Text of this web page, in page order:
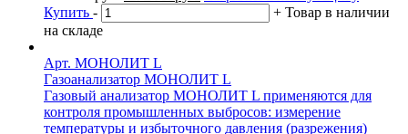
составляла
724 руб..
145
Купить - + Товар в наличии
на складе
Арт. МОНОЛИТ L
Газоанализатор МОНОЛИТ L
Газовый анализатор МОНОЛИТ L применяются для
контроля промышленных выбросов: измерение
температуры и избыточного давления (разрежения)